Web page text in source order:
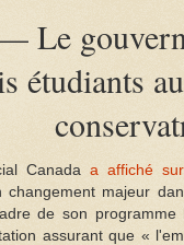
Le
étudiants
Canadaa affiché
majeur
de son
assurant que «